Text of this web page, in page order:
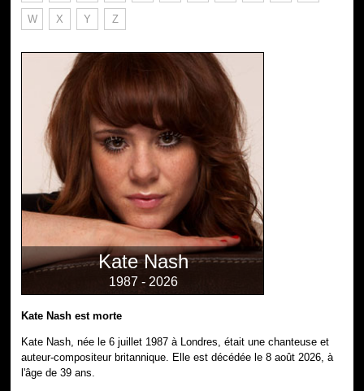
W X Y Z
Kate Nash
1987 - 2026
Kate Nash est morte
Kate Nash, née le 6 juillet 1987 à Londres, était une chanteuse et
auteur-compositeur britannique. Elle est décédée le 8 août 2026, à
l'âge de 39 ans.